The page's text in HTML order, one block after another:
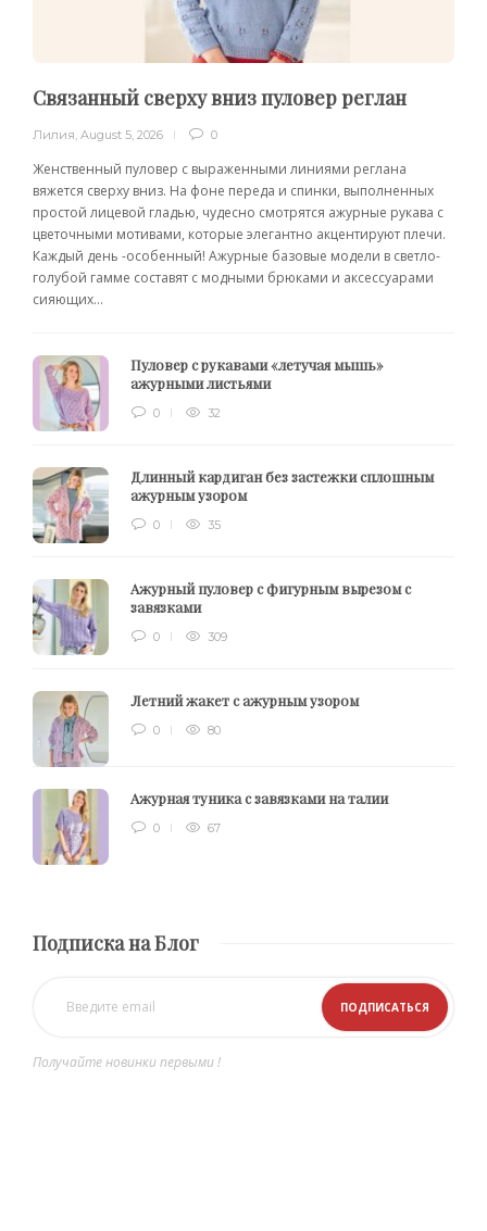
Связанный сверху вниз пуловер реглан
Лилия, August 5, 2026 0
Женственный пуловер с выраженными линиями реглана
вяжется сверху вниз. На фоне переда и спинки, выполненных
простой лицевой гладью, чудесно смотрятся ажурные рукава с
цветочными мотивами, которые элегантно акцентируют плечи.
Каждый день -особенный! Ажурные базовые модели в светло-
голубой гамме составят с модными брюками и аксессуарами
сияющих...
Пуловер с рукавами «летучая мышь»
ажурными листьями
0 32
Длинный кардиган без застежки сплошным
ажурным узором
0 35
Ажурный пуловер с фигурным вырезом с
завязками
0 309
Летний жакет с ажурным узором
0 80
Ажурная туника с завязками на талии
0 67
Подписка на Блог
Получайте новинки первыми !